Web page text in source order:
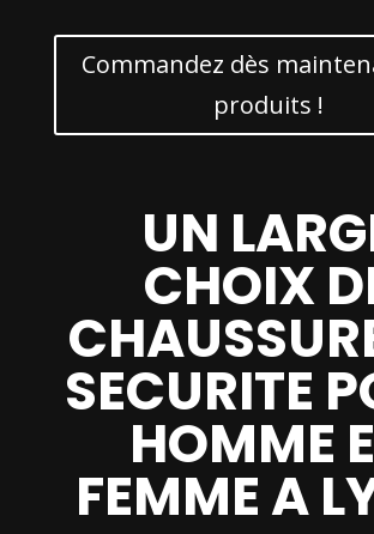
Commandez dès
produits !
UN
CHOIX
SECURITE
HOMME
FEMME A